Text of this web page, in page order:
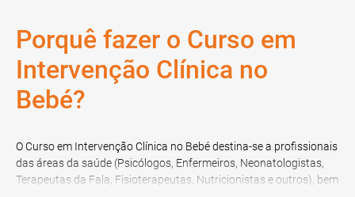
Porquê fazer o Curso em
Intervenção Clínica no
Bebé?
O Curso em Intervenção Clínica no Bebé destina-se a profissionais
das áreas da saúde (Psicólogos, Enfermeiros, Neonatologistas,
Terapeutas da Fala, Fisioterapeutas, Nutricionistas e outros), bem